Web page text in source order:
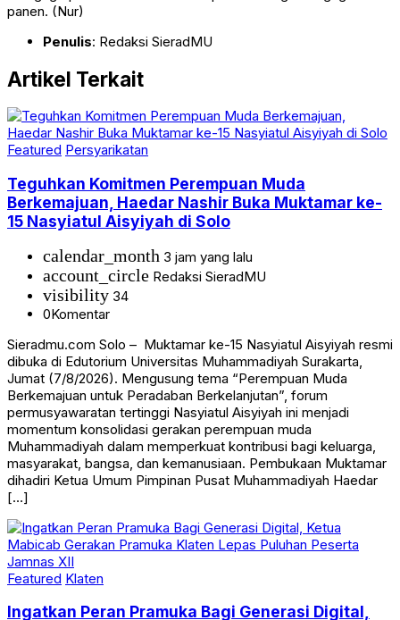
panen. (Nur)
Penulis: Redaksi SieradMU
Artikel Terkait
Featured Persyarikatan
Teguhkan Komitmen Perempuan Muda
Berkemajuan, Haedar Nashir Buka Muktamar ke-
15 Nasyiatul Aisyiyah di Solo
calendar_month 3 jam yang lalu
account_circle Redaksi SieradMU
visibility 34
0Komentar
Sieradmu.com Solo – Muktamar ke-15 Nasyiatul Aisyiyah resmi
dibuka di Edutorium Universitas Muhammadiyah Surakarta,
Jumat (7/8/2026). Mengusung tema “Perempuan Muda
Berkemajuan untuk Peradaban Berkelanjutan”, forum
permusyawaratan tertinggi Nasyiatul Aisyiyah ini menjadi
momentum konsolidasi gerakan perempuan muda
Muhammadiyah dalam memperkuat kontribusi bagi keluarga,
masyarakat, bangsa, dan kemanusiaan. Pembukaan Muktamar
dihadiri Ketua Umum Pimpinan Pusat Muhammadiyah Haedar
[…]
Featured Klaten
Ingatkan Peran Pramuka Bagi Generasi Digital,